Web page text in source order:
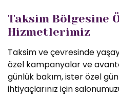
Taksim Bölgesine
Hizmetlerimiz
Taksim ve çevresinde
özel kampanyalar ve
günlük bakım, ister özel
ihtiyaçlarınız için